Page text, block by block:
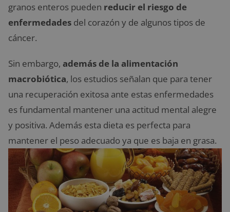
granos enteros pueden reducir el riesgo de
enfermedades del corazón y de algunos tipos de
cáncer.
Sin embargo, además de la alimentación
macrobiótica, los estudios señalan que para tener
una recuperación exitosa ante estas enfermedades
es fundamental mantener una actitud mental alegre
y positiva. Además esta dieta es perfecta para
mantener el peso adecuado ya que es baja en grasa.